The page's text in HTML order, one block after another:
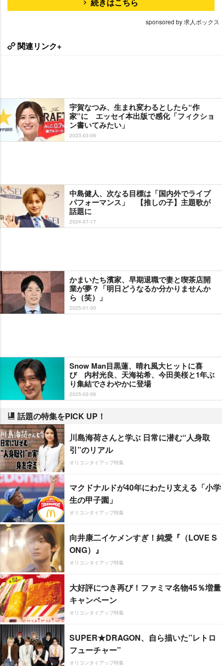
sponsored by 求人ボックス
関連リンク+
宇賀なつみ、生まれ変わるとしたら“作
家”に エッセイ本出版で感化「フィクショ
ン書いてみたい」
2023-03-06
中島健人、次なる目標は「国内外でライブ
パフォーマンス」 【推しの子】主題歌が
話題に
2024-07-17
かまいたち濱家、早期退職で妻と喫茶店開
業が夢？「明日どうなるか分かりませんか
ら（笑）」
2025-01-30
Snow Man目黒蓮、晴れ風大ヒットに喜
び 内村光良、天海祐希、今田美桜と1年ぶ
り集結でさわやかに登場
2025-02-06
話題の特集をPICK UP！
川島海荷さんと学ぶ 日常に潜む“人身取
引”のリアル
オリコンタイアップ特集
マクドナルドが40年にわたり支える「小学
生の甲子園」
オリコンタイアップ特集
向井康二イケメンすぎ！純愛『（LOVE S
ONG）』
オリコンタイアップ特集
大好評につき再び！ファミマ名物45％増量
キャンペーン
オリコンタイアップ特集
SUPER★DRAGON、自ら描いた”レトロ
フューチャー”
オリコンタイアップ特集